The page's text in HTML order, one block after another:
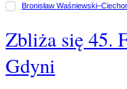
Bronisław
Zbliża się 45.
Gdyni